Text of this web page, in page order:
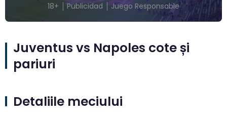
18+ Publicidad Juego Responsable
Juventus vs Napoles cote și
pariuri
Detaliile meciului